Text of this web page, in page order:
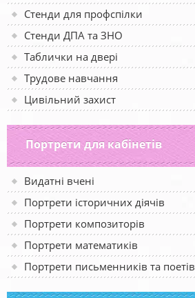
Стенди для профспілки
Стенди ДПА та ЗНО
Таблички на двері
Трудове навчання
Цивільний захист
Портрети для кабінетів
Видатні вчені
Портрети історичних діячів
Портрети композиторів
Портрети математиків
Портрети письменників та поетів